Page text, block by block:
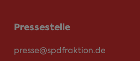
Pressestelle
presse@spdfraktion.de